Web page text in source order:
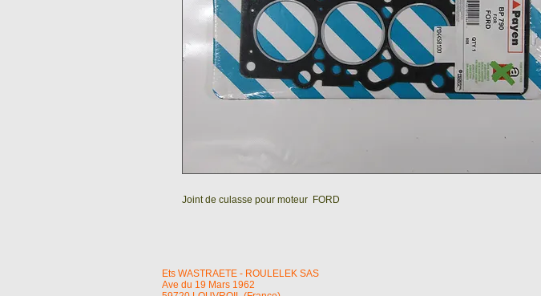
Joint de culasse pour moteur FORD
Ets WASTRAETE - ROULELEK SAS
Ave du 19 Mars 1962